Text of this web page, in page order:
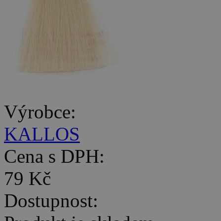
Výrobce:
KALLOS
Cena s DPH:
79 Kč
Dostupnost: